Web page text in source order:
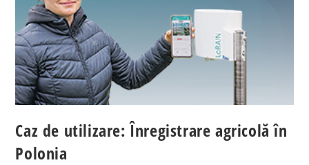
Caz de utilizare: Înregistrare agricolă în
Polonia